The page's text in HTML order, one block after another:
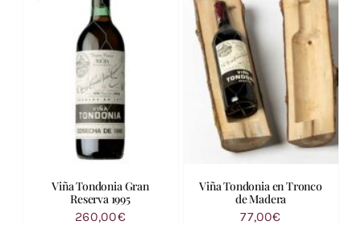
Viña Tondonia Gran
Reserva 1995
260,00€
Viña Tondonia en Tronco
de Madera
77,00€